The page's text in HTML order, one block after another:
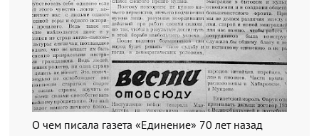
О чем писала газета «Единение» 70 лет назад